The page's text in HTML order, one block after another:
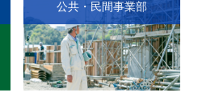
公共・民間事業部